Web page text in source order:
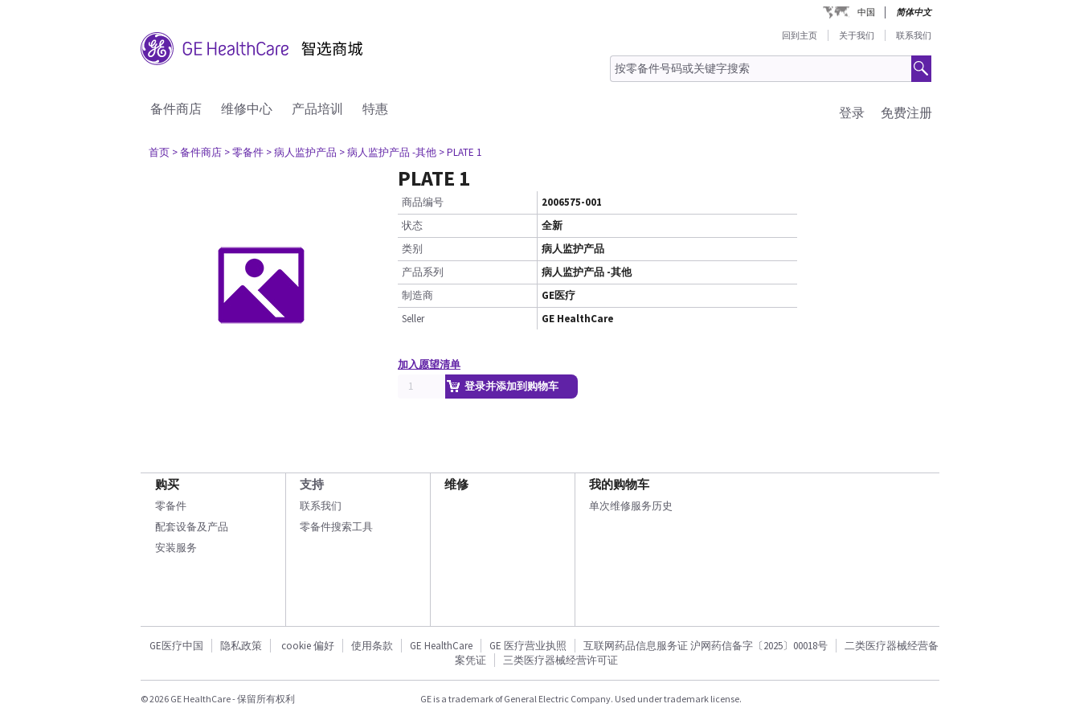
中国 简体中文
回到主页 关于我们 联系我们
备件商店 维修中心 产品培训 特惠 免费注册
登录
首页 > 备件商店 > 零备件 > 病人监护产品 > 病人监护产品 -其他 > PLATE 1
PLATE 1
商品编号
2006575-001
状态
全新
类别
病人监护产品
产品系列
病人监护产品 -其他
制造商
GE医疗
Seller
GE HealthCare
加入愿望清单
登录并添加到购物车
购买
零备件
配套设备及产品
安装服务
支持
联系我们
零备件搜索工具
维修 我的购物车
单次维修服务历史
GE医疗中国 隐私政策 cookie 偏好 使用条款 GE HealthCare GE 医疗营业执照 互联网药品信息服务证 沪网药信备字〔2025〕00018号
二类医疗器械经营备
案凭证
三类医疗器械经营许可证
© 2026 GE HealthCare - 保留所有权利 GE is a trademark of General Electric Company. Used under trademark license.